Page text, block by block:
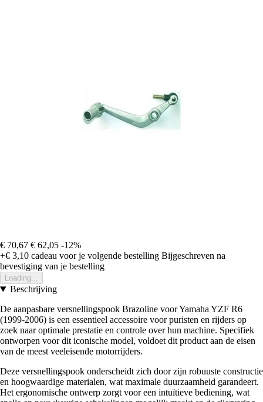
€ 70,67 € 62,05 -12%
+€ 3,10 cadeau voor je volgende bestelling Bijgeschreven na
bevestiging van je bestelling
Loading...
Beschrijving
De aanpasbare versnellingspook Brazoline voor Yamaha YZF R6
(1999-2006) is een essentieel accessoire voor puristen en rijders op
zoek naar optimale prestatie en controle over hun machine. Specifiek
ontworpen voor dit iconische model, voldoet dit product aan de eisen
van de meest veeleisende motorrijders.
Deze versnellingspook onderscheidt zich door zijn robuuste constructie
en hoogwaardige materialen, wat maximale duurzaamheid garandeert.
Het ergonomische ontwerp zorgt voor een intuïtieve bediening, wat